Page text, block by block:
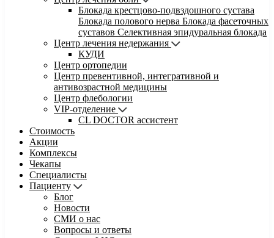
Блокада крестцово-подвздошного сустава
Блокада полового нерва Блокада фасеточных
суставов Селективная эпидуральная блокада
Центр лечения недержания
КУДИ
Центр ортопедии
Центр превентивной, интегративной и
антивозрастной медицины
Центр флебологии
VIP-отделение
CL DOCTOR ассистент
Стоимость
Акции
Комплексы
Чекапы
Специалисты
Пациенту
Блог
Новости
СМИ о нас
Вопросы и ответы